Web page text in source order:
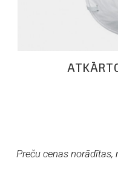
Preču cenas norādītas,